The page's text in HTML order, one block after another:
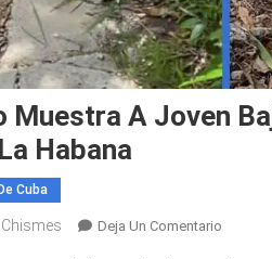
A Joven
Habana
Cuba
Chismes Deja Un Comentario